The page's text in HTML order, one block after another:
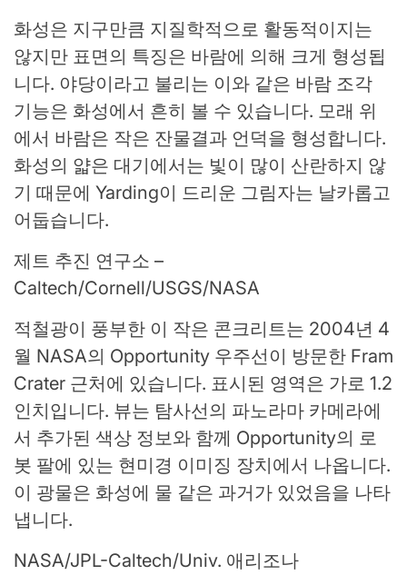
화성은 지구만큼 지질학적으로 활동적이지는
않지만 표면의 특징은 바람에 의해 크게 형성됩
니다. 야당이라고 불리는 이와 같은 바람 조각
기능은 화성에서 흔히 볼 수 있습니다. 모래 위
에서 바람은 작은 잔물결과 언덕을 형성합니다.
화성의 얇은 대기에서는 빛이 많이 산란하지 않
기 때문에 Yarding이 드리운 그림자는 날카롭고
어둡습니다.
제트 추진 연구소 –
Caltech/Cornell/USGS/NASA
적철광이 풍부한 이 작은 콘크리트는 2004년 4
월 NASA의 Opportunity 우주선이 방문한 Fram
Crater 근처에 있습니다. 표시된 영역은 가로 1.2
인치입니다. 뷰는 탐사선의 파노라마 카메라에
서 추가된 색상 정보와 함께 Opportunity의 로
봇 팔에 있는 현미경 이미징 장치에서 나옵니다.
이 광물은 화성에 물 같은 과거가 있었음을 나타
냅니다.
NASA/JPL-Caltech/Univ. 애리조나